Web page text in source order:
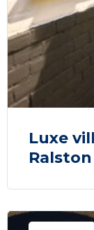
Luxe
Ralston